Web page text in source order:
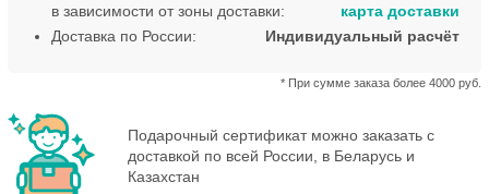
в зависимости от зоны доставки:
* При сумме заказа более 4000 руб.
карта доставки
Доставка по России:
Индивидуальный расчёт
Подарочный сертификат можно заказать с
доставкой по всей России, в Беларусь и
Казахстан